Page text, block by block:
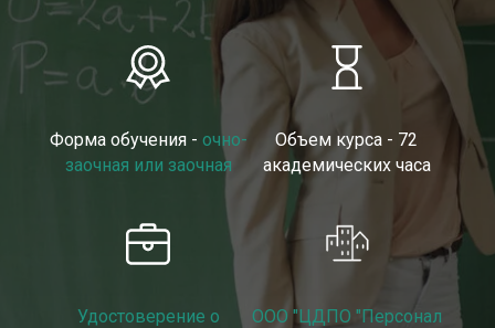
Форма обучения - очно-
заочная или заочная
Объем курса - 72
академических часа
Удостоверение о
ООО "ЦДПО "Персонал